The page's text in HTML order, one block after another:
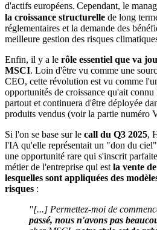
d'actifs européens. Cependant, le
la croissance structurelle de long
réglementaires et la demande des
meilleure gestion des risques
Enfin, il y a le rôle essentiel que va
MSCI. Loin d'être vu comme une
CEO, cette révolution est vu comme
opportunités de croissance qu'ait connu
partout et continuera d'être déployée
produits vendus (voir la partie numéro
Si l'on se base sur le call du Q3 2025,
l'IA qu'elle représentait un "don du
une opportunité rare qui s'inscrit
métier de l'entreprise qui est la vente
lesquelles sont appliquées des
risques :
"[...] Permettez-moi de
passé, nous n'avons pas